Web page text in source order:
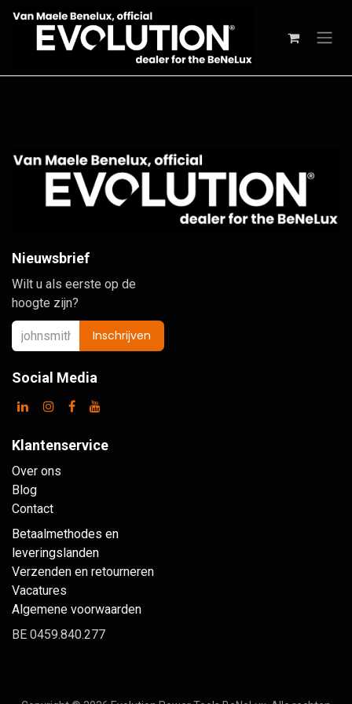
Nieuwsbrief
Wilt u als eerste op de
hoogte zijn?
Inschrijven
Social Media
Klantenservice
Over ons
Blog
Contact
Betaalmethodes en
leveringslanden
Verzenden en retourneren
Vacatures
Algemene voorwaarden
BE 0459.840.277